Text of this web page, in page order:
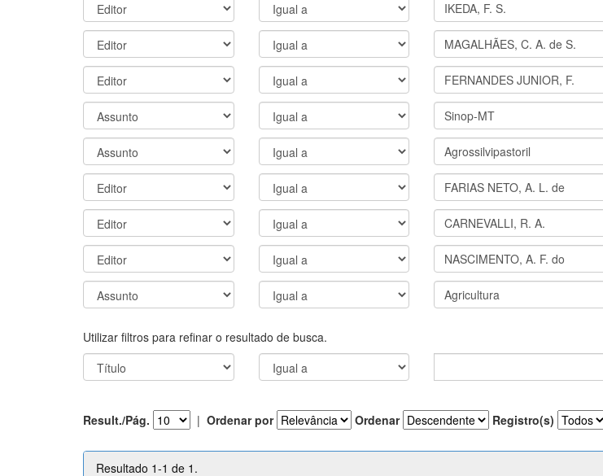
Utilizar filtros para refinar o resultado de busca.
Result./Pág. | Ordenar por Ordenar Registro(s)
Resultado 1-1 de 1.